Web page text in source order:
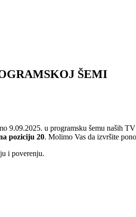
ŠEMI
9.09.2025. u programsku šemu naših
poziciju 20. Molimo Vas da izvršite
i poverenju.